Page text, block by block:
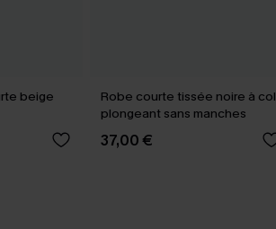
beige
Robe courte tissée noire à col
plongeant sans manches
37,00 €